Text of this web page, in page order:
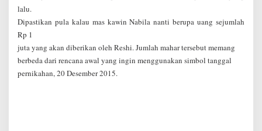
lalu.
Dipastikan pula kalau mas kawin Nabila nanti berupa uang sejumlah
Rp 1
juta yang akan diberikan oleh Reshi. Jumlah mahar tersebut memang
berbeda dari rencana awal yang ingin menggunakan simbol tanggal
pernikahan, 20 Desember 2015.